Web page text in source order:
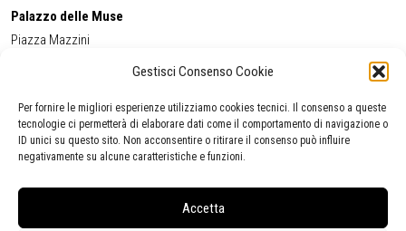
Gestisci Consenso Cookie
Per fornire le migliori esperienze utilizziamo cookies tecnici. Il consenso a queste
tecnologie ci permetterà di elaborare dati come il comportamento di navigazione o
ID unici su questo sito. Non acconsentire o ritirare il consenso può influire
negativamente su alcune caratteristiche e funzioni.
Accetta
Palazzo delle Muse
Piazza Mazzini
Cell:+39 338 5714978 (orario apertura Galleria)
Tel:
+39 0584 944580
(orario 09.00/13.00)
Email:gamc@comune.viareggio.lu.it
Segnalazione di inaccessibilità